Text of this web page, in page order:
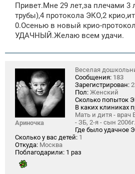
б
щ
е
н
и
Привет.Мне 29 лет,за плечами 3
трубы),4 протокола ЭКО,2
0.Осенью в новый крио-
УДАЧНЫЙ.Желаю всем удачи.
Ариночка
Веселая
Сообщения: 183
Зарегистрирован:
Пол: Женский
Сколько попыток
В каких клиниках
Мать и дитя - врач
- ЗБ, 2-я - сын
Где было удачное
Сколько у вас детей: 1
Откуда: Москва
Поблагодарили: 1 раз